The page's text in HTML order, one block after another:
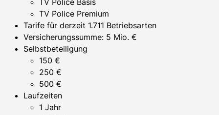
TV Police Premium
Tarife für derzeit 1.711 Betriebsarten
Versicherungssumme: 5 Mio. €
Selbstbeteiligung
150 €
250 €
500 €
Laufzeiten
1 Jahr